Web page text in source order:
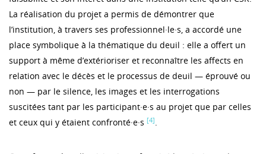
La réalisation du projet a permis de démontrer que
l’institution, à travers ses professionnel·le·s, a accordé une
place symbolique à la thématique du deuil : elle a offert un
support à même d’extérioriser et reconnaître les affects en
relation avec le décès et le processus de deuil — éprouvé ou
non — par le silence, les images et les interrogations
suscitées tant par les participant·e·s au projet que par celles
et ceux qui y étaient confronté·e·s [4].